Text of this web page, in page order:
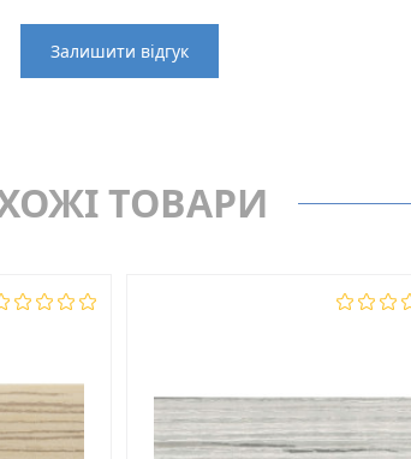
Залишити відгук
Ширина, мм
ТОВАРИ